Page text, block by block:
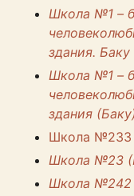
Школа №1 –
здания. Баку
Школа №1 –
здания
Школа №233
Школа №23
Школа №242